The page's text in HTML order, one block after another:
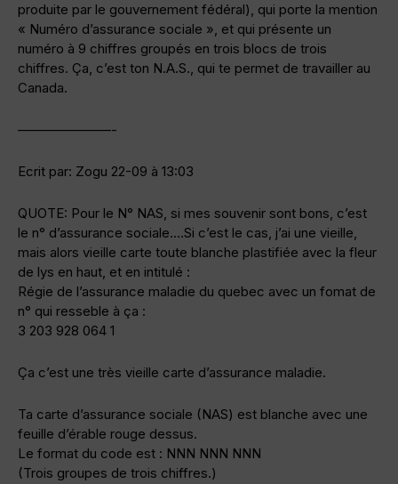
produite par le gouvernement fédéral), qui porte la mention
« Numéro d’assurance sociale », et qui présente un
numéro à 9 chiffres groupés en trois blocs de trois
chiffres. Ça, c’est ton N.A.S., qui te permet de travailler au
Canada.
———————-
Ecrit par: Zogu 22-09 à 13:03
QUOTE: Pour le N° NAS, si mes souvenir sont bons, c’est
le n° d’assurance sociale….Si c’est le cas, j’ai une vieille,
mais alors vieille carte toute blanche plastifiée avec la fleur
de lys en haut, et en intitulé :
Régie de l’assurance maladie du quebec avec un fomat de
n° qui resseble à ça :
3 203 928 064 1
Ça c’est une très vieille carte d’assurance maladie.
Ta carte d’assurance sociale (NAS) est blanche avec une
feuille d’érable rouge dessus.
Le format du code est : NNN NNN NNN
(Trois groupes de trois chiffres.)